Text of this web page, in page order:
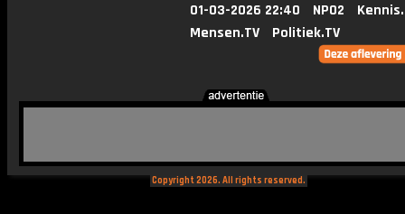
01-03-2026 22:40 NPO2
Mensen.TV
Politiek.TV
Copyright 2026. All rights reserved.